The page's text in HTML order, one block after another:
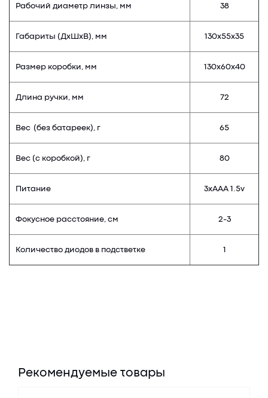
Рабочий диаметр линзы, мм 38
Габариты (ДхШхВ), мм 130х55х35
Размер коробки, мм 130х60х40
Длина ручки, мм 72
Вес (без батареек), г 65
Вес (с коробкой), г 80
Питание 3хААА 1.5v
Фокусное расстояние, см 2-3
Количество диодов в подстветке 1
Рекомендуемые товары